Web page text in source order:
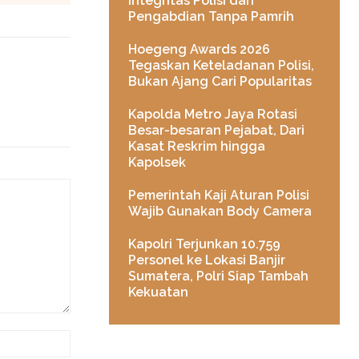
Pengabdian Tanpa Pamrih
Hoegeng Awards 2026
Tegaskan Keteladanan Polisi,
Bukan Ajang Cari Popularitas
Kapolda Metro Jaya Rotasi
Besar-besaran Pejabat, Dari
Kasat Reskrim hingga
Kapolsek
Pemerintah Kaji Aturan Polisi
Wajib Gunakan Body Camera
Kapolri Terjunkan 10.759
Personel ke Lokasi Banjir
Sumatera, Polri Siap Tambah
Kekuatan